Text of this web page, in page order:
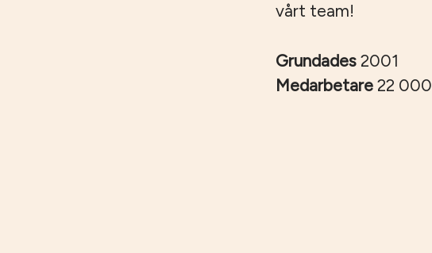
vårt team!
Grundades 2001
Medarbetare 22 000